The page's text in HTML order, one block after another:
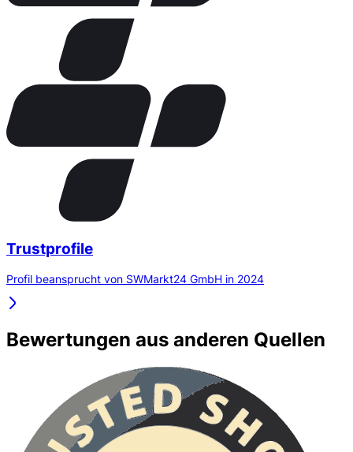
Trustprofile
Profil beansprucht von SWMarkt24 GmbH in 2024
Bewertungen aus anderen Quellen